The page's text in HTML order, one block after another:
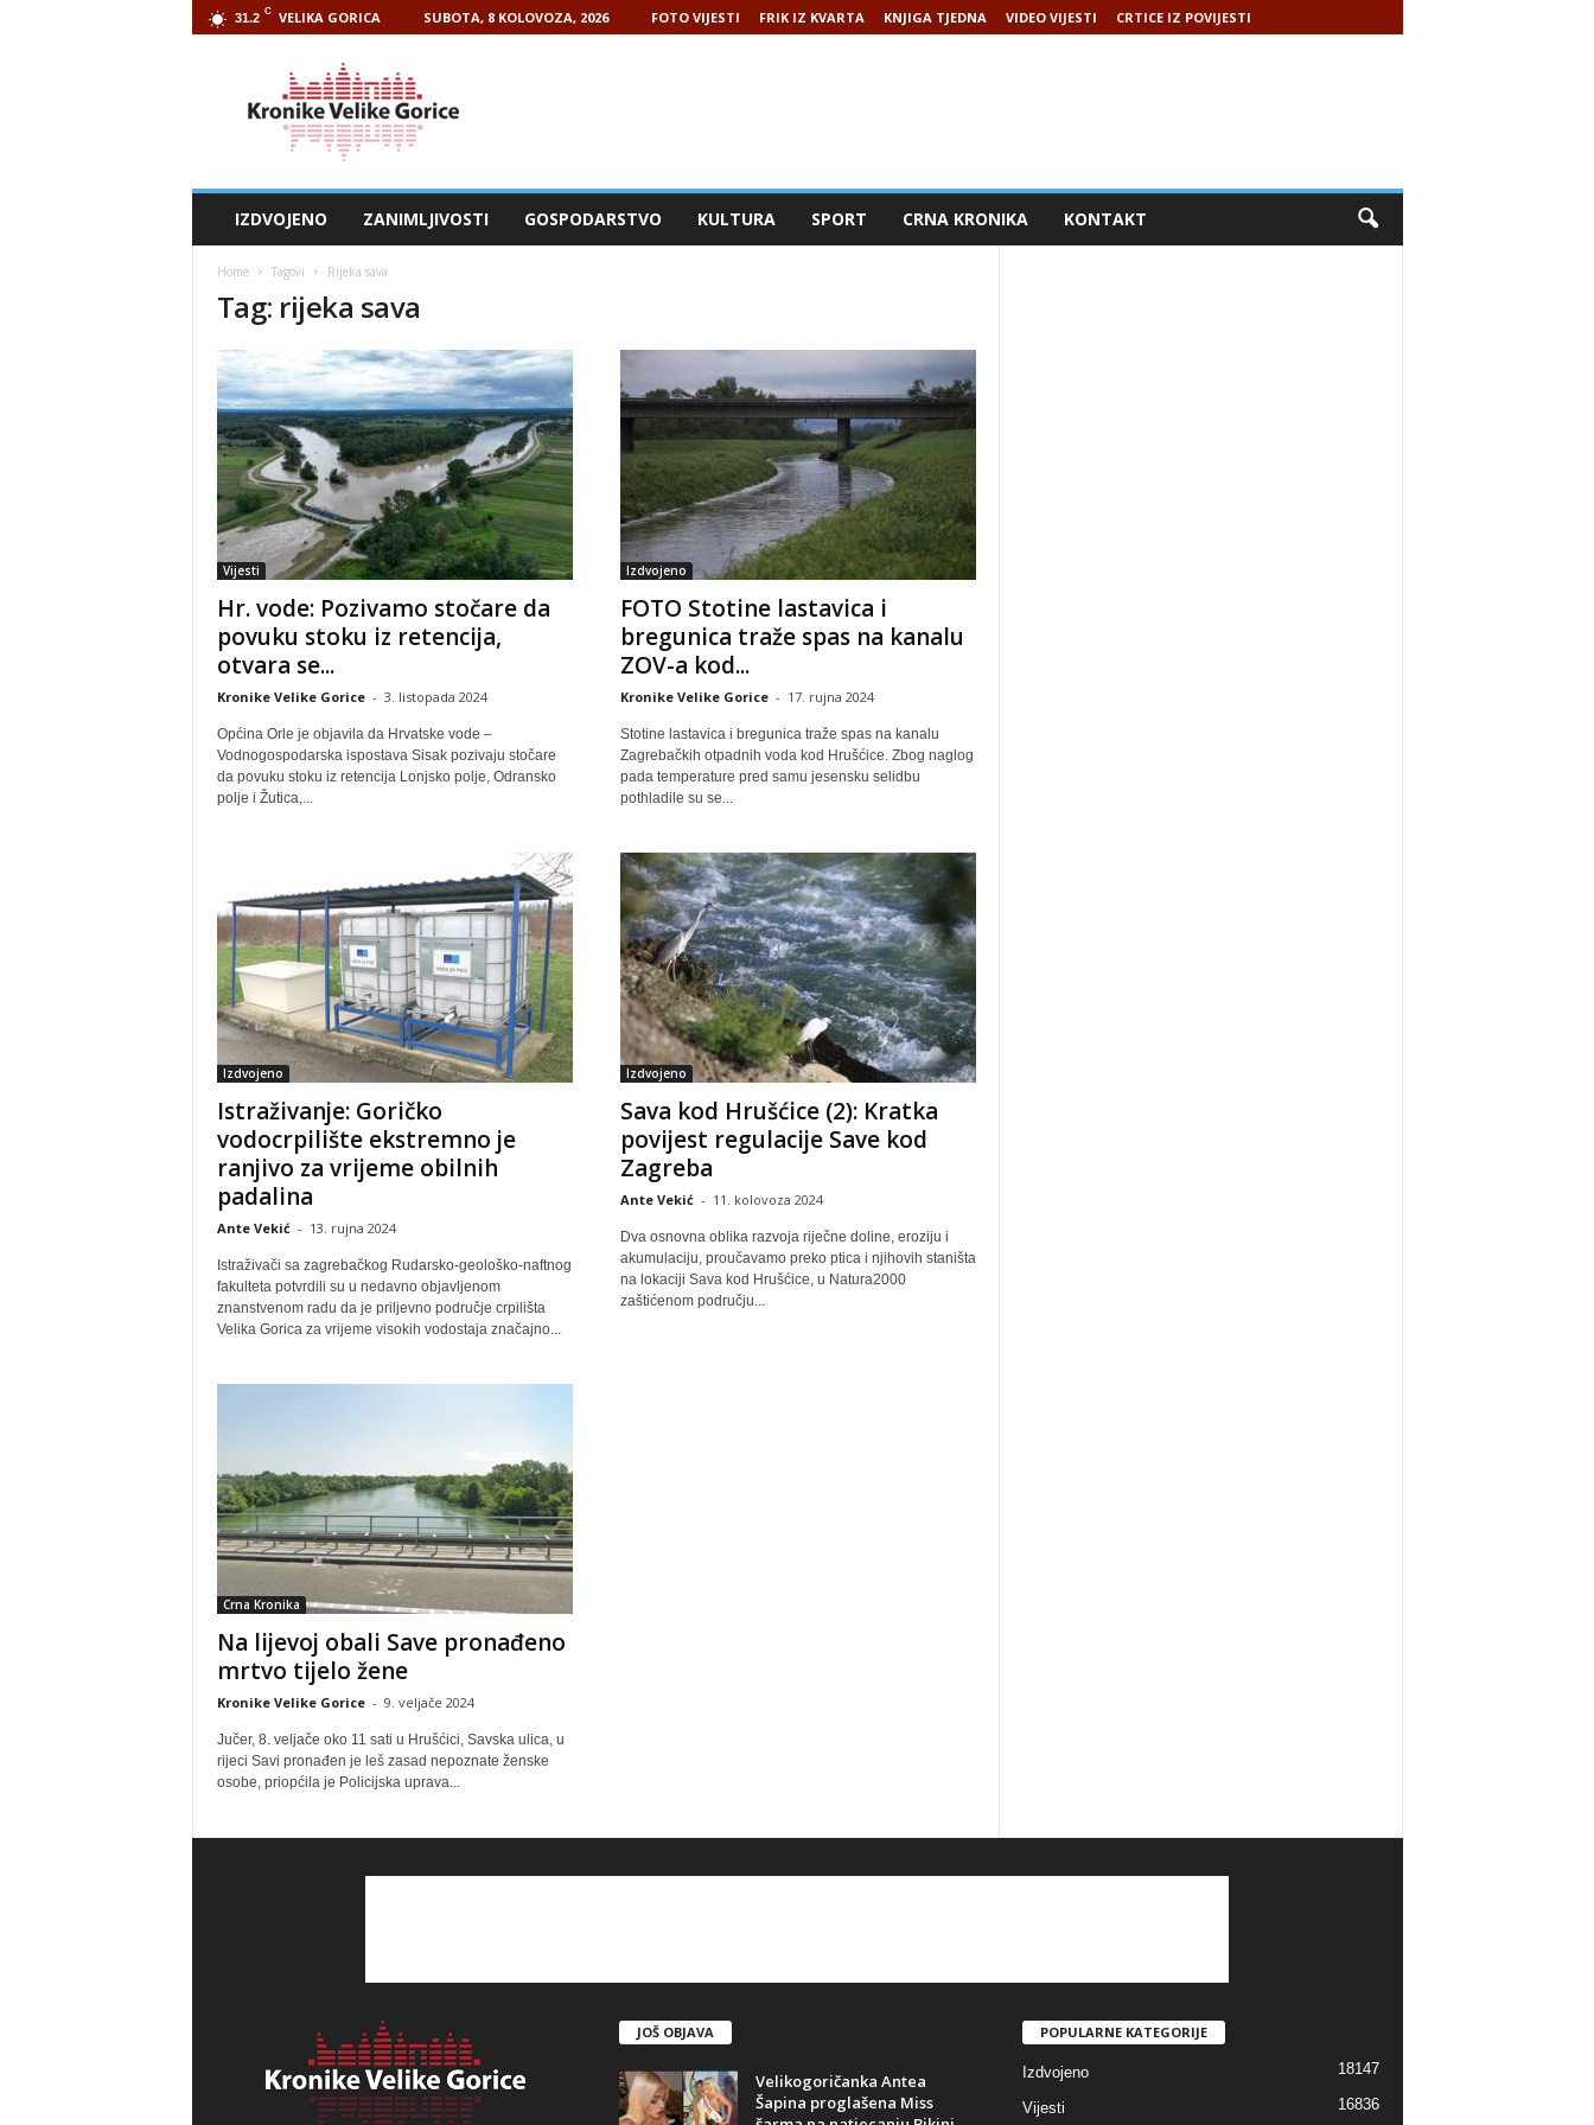
31.2 C VELIKA GORICA SUBOTA, 8 KOLOVOZA, 2026 FOTO VIJESTI FRIK IZ KVARTA KNJIGA TJEDNA VIDEO VIJESTI CRTICE IZ POVIJESTI
IZDVOJENO ZANIMLJIVOSTI GOSPODARSTVO KULTURA SPORT CRNA KRONIKA KONTAKT
Home Tagovi Rijeka sava
Tag: rijeka sava
Vijesti
Hr. vode: Pozivamo stočare da
povuku stoku iz retencija,
otvara se...
Kronike Velike Gorice - 3. listopada 2024
Općina Orle je objavila da Hrvatske vode –
Vodnogospodarska ispostava Sisak pozivaju stočare
da povuku stoku iz retencija Lonjsko polje, Odransko
polje i Žutica,...
Izdvojeno
FOTO Stotine lastavica i
bregunica traže spas na kanalu
ZOV-a kod...
Kronike Velike Gorice - 17. rujna 2024
Stotine lastavica i bregunica traže spas na kanalu
Zagrebačkih otpadnih voda kod Hrušćice. Zbog naglog
pada temperature pred samu jesensku selidbu
pothladile su se...
Izdvojeno
Istraživanje: Goričko
vodocrpilište ekstremno je
ranjivo za vrijeme obilnih
padalina
Ante Vekić - 13. rujna 2024
Istraživači sa zagrebačkog Rudarsko-geološko-naftnog
fakulteta potvrdili su u nedavno objavljenom
znanstvenom radu da je priljevno područje crpilišta
Velika Gorica za vrijeme visokih vodostaja značajno...
Izdvojeno
Sava kod Hrušćice (2): Kratka
povijest regulacije Save kod
Zagreba
Ante Vekić - 11. kolovoza 2024
Dva osnovna oblika razvoja riječne doline, eroziju i
akumulaciju, proučavamo preko ptica i njihovih staništa
na lokaciji Sava kod Hrušćice, u Natura2000
zaštićenom području...
Crna Kronika
Na lijevoj obali Save pronađeno
mrtvo tijelo žene
Kronike Velike Gorice - 9. veljače 2024
Jučer, 8. veljače oko 11 sati u Hrušćici, Savska ulica, u
rijeci Savi pronađen je leš zasad nepoznate ženske
osobe, priopćila je Policijska uprava...
JOŠ OBJAVA
Velikogoričanka Antea
Šapina proglašena Miss
POPULARNE KATEGORIJE
Izdvojeno 18147
Vijesti 16836